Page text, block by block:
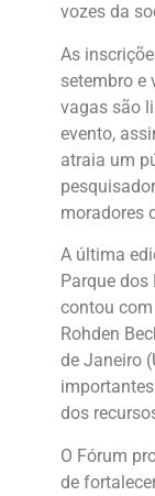
vozes da
As
setembro e
vagas são
evento,
atraia um
moradores
A última
Parque dos
contou
Rohden
de Janeiro
dos
O Fórum
de